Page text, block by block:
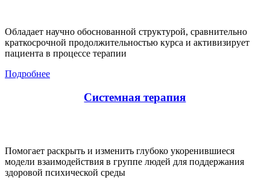
Обладает научно обоснованной структурой, сравнительно
краткосрочной продолжительностью курса и активизирует
пациента в процессе терапии
Подробнее
Системная терапия
Помогает раскрыть и изменить глубоко укоренившиеся
модели взаимодействия в группе людей для поддержания
здоровой психической среды